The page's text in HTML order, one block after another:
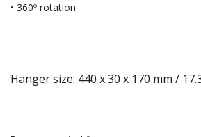
• 360º rotation
Hanger size: 440 x 30 x 170 mm /